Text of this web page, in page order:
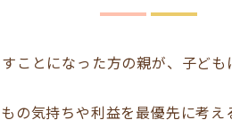
ことになった方の親が、子ど
の気持ちや利益を最優先に考え